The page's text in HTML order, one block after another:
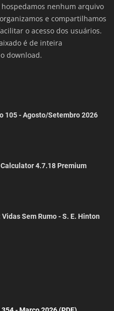
nenhum arquivo
e compartilhamos
o acesso dos usuários.
é de inteira
download.
105 - Agosto/Setembro 2026
4.7.18 Premium
Sem Rumo - S. E. Hinton